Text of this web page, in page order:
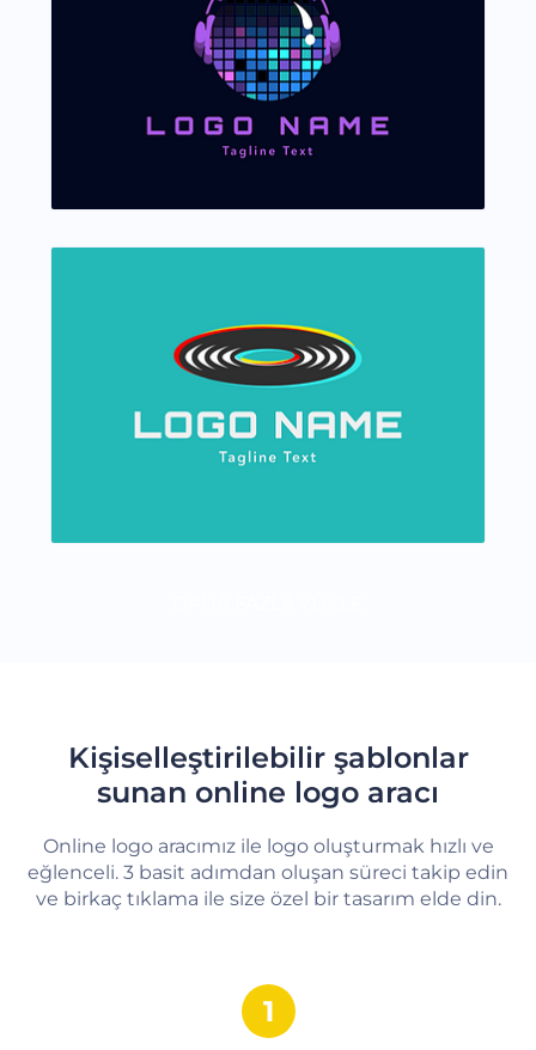
Kişiselleştirilebilir şablonlar
sunan online logo aracı
Online logo aracımız ile logo oluşturmak hızlı ve
eğlenceli. 3 basit adımdan oluşan süreci takip edin
ve birkaç tıklama ile size özel bir tasarım elde din.